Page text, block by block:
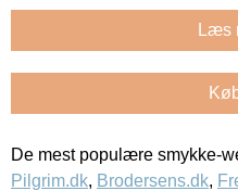
Læs
De mest populære smykke-
Pilgrim.dk, Brodersens.dk,